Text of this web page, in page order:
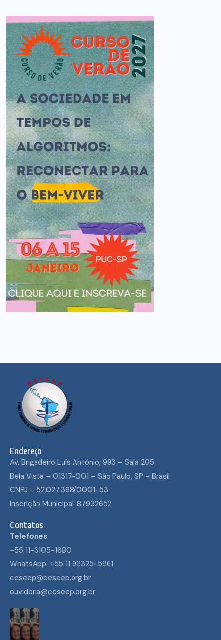
Endereço
Av. Brigadeiro Luís Antônio, 993 – Sala 205
Bela Vista – 01317-001 – São Paulo, SP – Brasil
CNPJ – 52.027.398/0001-53
Inscrição Municipal: 87932652
Contatos
Telefones
+55 11-3105-1680
WhatsApp: +55 11 99325-5961
ceseep@ceseep.org.br
ouvidoria@ceseep.org.br
ECUMENISMO
TRANSFORMADOR:
ECUMENISMO
TRANSFORMADOR:
ECUMENISMO
TRANSFORMADOR:
ECUMENISMO
TRANSFORMADOR: